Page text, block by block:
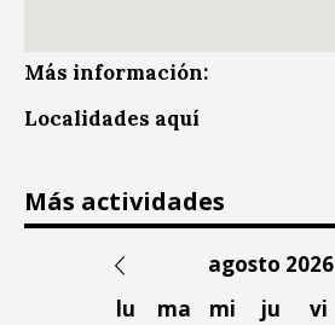
Más información:
Localidades aquí
Más actividades
agosto 2026
lu
ma mi ju vi